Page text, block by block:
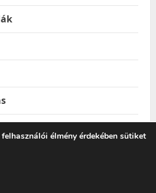
élmény érdekében sütiket